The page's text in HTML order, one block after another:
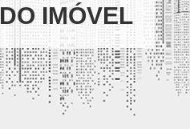
IMÓVEL